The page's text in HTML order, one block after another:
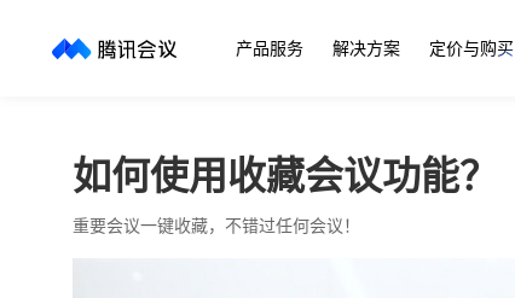
产品服务 解决方案 定价与购买
如何使用收藏会议功能？
重要会议一键收藏，不错过任何会议！